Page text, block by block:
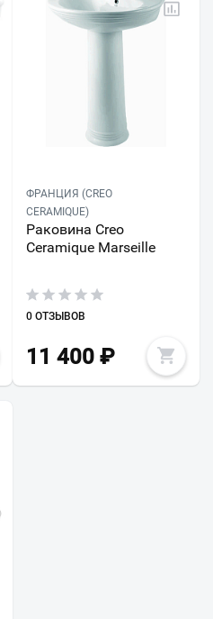
ФРАНЦИЯ (CREO
CERAMIQUE)
Раковина Creo
Ceramique Marseille
0 ОТЗЫВОВ
11 400₽